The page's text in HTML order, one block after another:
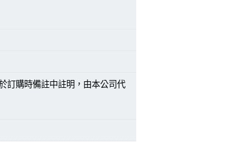
訂購時備註中註明，由本公司代